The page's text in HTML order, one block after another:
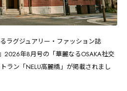
ラグジュアリー・ファッション誌
2026年8月号の「華麗なるOSAKA社交
ラン「NELU高麗橋」が掲載されまし